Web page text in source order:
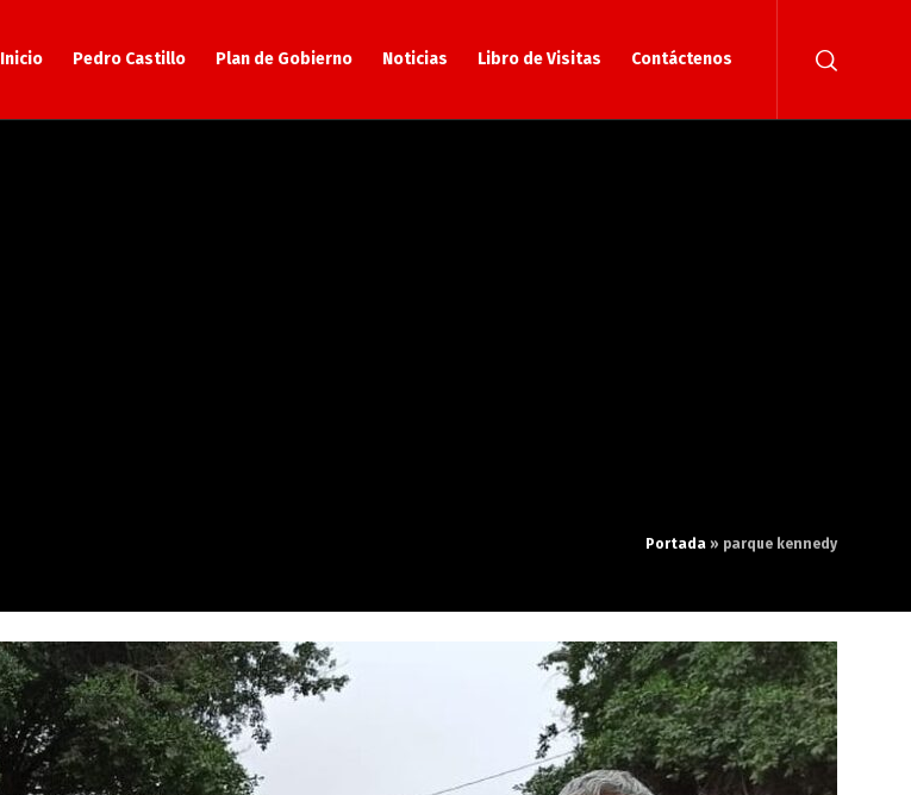
Inicio Pedro Castillo Plan de Gobierno Noticias Libro de Visitas Contáctenos
Portada » parque kennedy